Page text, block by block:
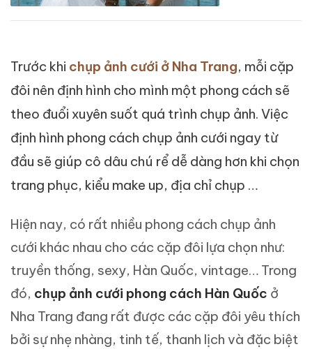
Trước khi chụp ảnh cưới ở Nha Trang, mỗi cặp
đôi nên định hình cho mình một phong cách sẽ
theo đuổi xuyên suốt quá trình chụp ảnh. Việc
định hình phong cách chụp ảnh cưới ngay từ
đầu sẽ giúp cô dâu chú rể dễ dàng hơn khi chọn
trang phục, kiểu make up, địa chỉ chụp …
Hiện nay, có rất nhiều phong cách chụp ảnh
cưới khác nhau cho các cặp đôi lựa chọn như:
truyền thống, sexy, Hàn Quốc, vintage… Trong
đó, chụp ảnh cưới phong cách Hàn Quốc ở
Nha Trang đang rất được các cặp đôi yêu thích
bởi sự nhẹ nhàng, tinh tế, thanh lịch và đặc biệt